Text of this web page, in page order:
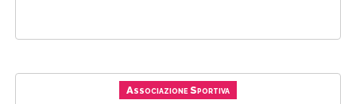
Associazione Sportiva